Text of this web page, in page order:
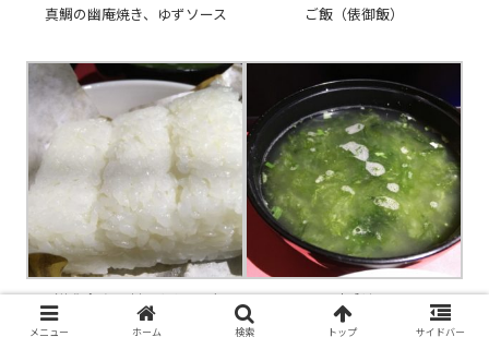
真鯛の幽庵焼き、ゆずソース ご飯（俵御飯）
（俵御飯を開封したところ） 味噌汁
メニュー ホーム 検索 トップ サイドバー